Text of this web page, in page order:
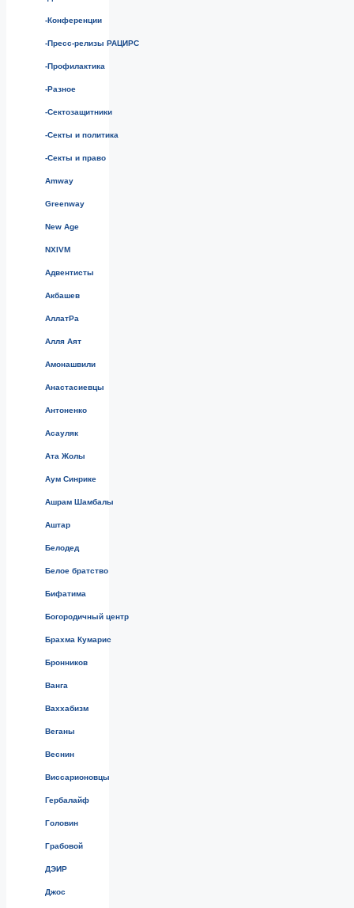
-Конференции
-Пресс-релизы РАЦИРС
-Профилактика
-Разное
-Сектозащитники
-Секты и политика
-Секты и право
Amway
Greenway
New Age
NXIVM
Адвентисты
Акбашев
АллатРа
Алля Аят
Амонашвили
Анастасиевцы
Антоненко
Асауляк
Ата Жолы
Аум Синрике
Ашрам Шамбалы
Аштар
Белодед
Белое братство
Бифатима
Богородичный центр
Брахма Кумарис
Бронников
Ванга
Ваххабизм
Веганы
Веснин
Виссарионовцы
Гербалайф
Головин
Грабовой
ДЭИР
Джос